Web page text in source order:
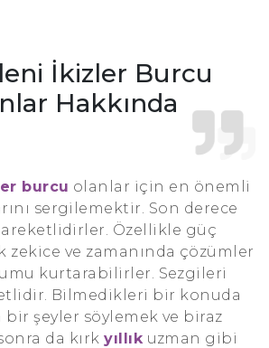
İkizler Burcu
Hakkında
burcu olanlar için en önemli
sergilemektir. Son derece
Özellikle güç
zekice ve zamanında çözümler
kurtarabilirler. Sezgileri
Bilmedikleri bir konuda
şeyler söylemek ve biraz
da kırkyıllıkuzman gibi